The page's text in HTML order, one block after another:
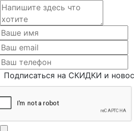
на СКИДКИ и